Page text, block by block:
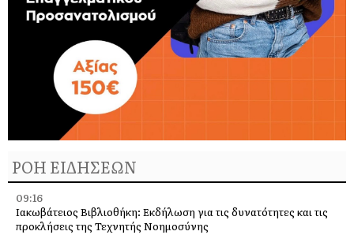
ΡΟΗ ΕΙΔΗΣΕΩΝ
09:16
Ιακωβάτειος Βιβλιοθήκη: Εκδήλωση για τις δυνατότητες και τις
προκλήσεις της Τεχνητής Νοημοσύνης